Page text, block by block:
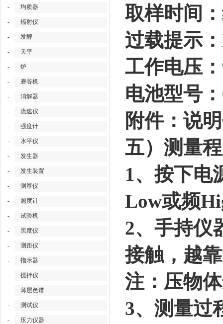
- 均质器
- 辐射仪
- 发酵
- 天平
- 炉
- 砻谷机
- 消解器
- 流速仪
- 强度计
- 水平仪
- 发生器
- 发生装置
- 测厚仪
- 照度计
- 试验机
- 黑度仪
- 测距仪
- 指示器
- 搅拌仪
- 薄层色谱
- 测试仪
- 压力仪器
取样时间
过载提示
工作电压
电池型号
附件：说
五）测量
1、按下电
Low或频
2、手持仪
接触，越
注：压物
3、测量过